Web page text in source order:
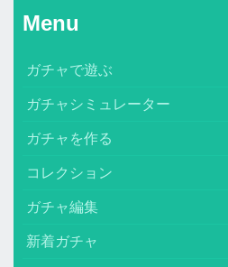
Menu
ガチャで遊ぶ
ガチャシミュレーター
ガチャを作る
コレクション
ガチャ編集
新着ガチャ